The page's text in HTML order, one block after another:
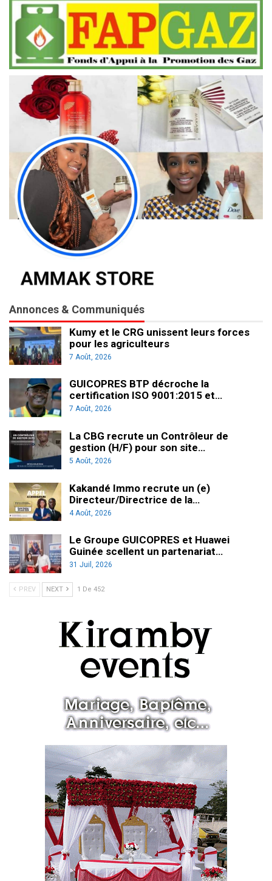
Annonces & Communiqués
Kumy et le CRG unissent leurs forces
pour les agriculteurs
7 Août, 2026
GUICOPRES BTP décroche la
certification ISO 9001:2015 et…
7 Août, 2026
La CBG recrute un Contrôleur de
gestion (H/F) pour son site…
5 Août, 2026
Kakandé Immo recrute un (e)
Directeur/Directrice de la…
4 Août, 2026
Le Groupe GUICOPRES et Huawei
Guinée scellent un partenariat…
31 Juil, 2026
PREV NEXT 1 De 452